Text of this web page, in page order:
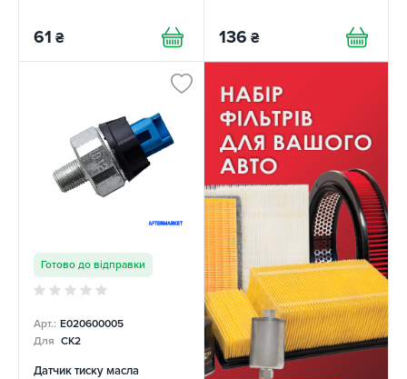
61 ₴ 136 ₴
Готово до відправки
Арт.: E020600005
Для CK2
Датчик тиску масла